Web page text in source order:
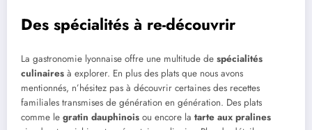
Des spécialités à re-découvrir
La gastronomie lyonnaise offre une multitude de spécialités
culinaires à explorer. En plus des plats que nous avons
mentionnés, n’hésitez pas à découvrir certaines des recettes
familiales transmises de génération en génération. Des plats
comme le gratin dauphinois ou encore la tarte aux pralines